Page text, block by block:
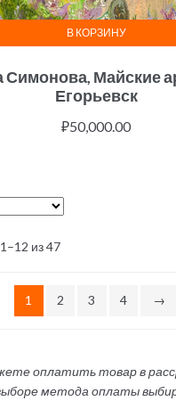
Симонова, Майские
Егорьевск
₽50,000.00
В КОРЗИНУ
из 47
1 2 3 4 →
оплатить товар в
метода оплаты